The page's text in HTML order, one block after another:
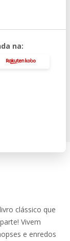
na:
clássico que
Vivem
e enredos